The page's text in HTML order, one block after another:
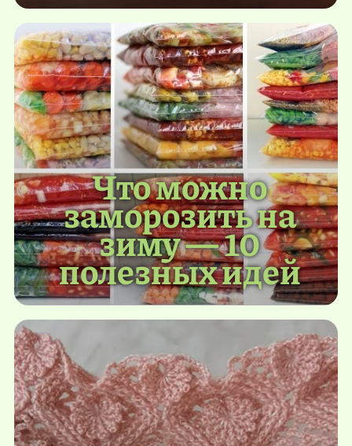
Что можно
заморозить на
зиму — 10
полезных идей